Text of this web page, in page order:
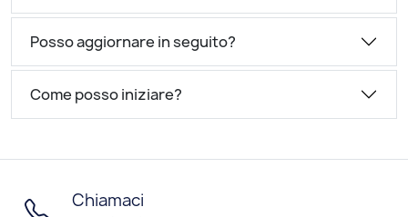
Posso aggiornare in seguito?
Come posso iniziare?
Chiamaci